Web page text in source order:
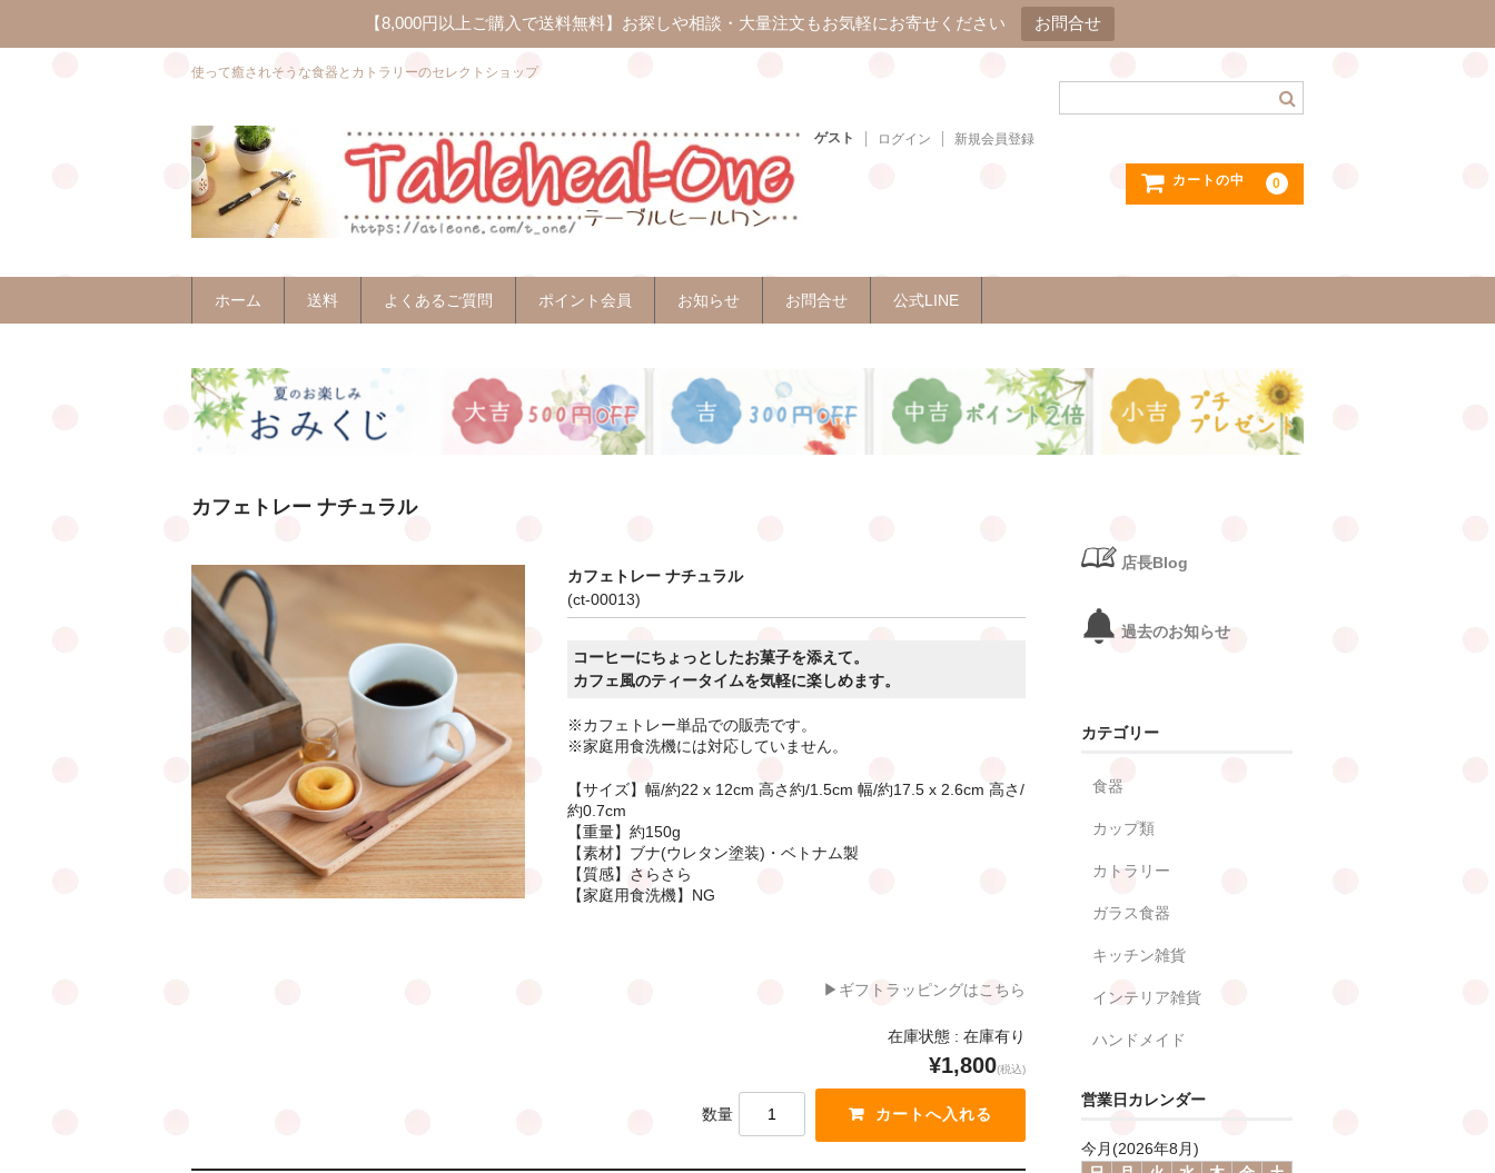
【8,000円以上ご購入で送料無料】お探しや相談・大量注文もお気軽にお寄せください お問合せ
使って癒されそうな食器とカトラリーのセレクトショップ
ゲスト ログイン 新規会員登録
カートの中 0
ホーム 送料 よくあるご質問 ポイント会員 お知らせ お問合せ 公式LINE
カフェトレー ナチュラル
カフェトレー ナチュラル
(ct-00013)
コーヒーにちょっとしたお菓子を添えて。
カフェ風のティータイムを気軽に楽しめます。
※カフェトレー単品での販売です。
※家庭用食洗機には対応していません。
【サイズ】幅/約22 x 12cm 高さ約/1.5cm 幅/約17.5 x 2.6cm 高さ/
約0.7cm
【重量】約150g
【素材】ブナ(ウレタン塗装)・ベトナム製
【質感】さらさら
【家庭用食洗機】NG
▶ギフトラッピングはこちら
在庫状態 : 在庫有り
¥1,800(税込)
数量
店長Blog
過去のお知らせ
カテゴリー
食器
カップ類
カトラリー
ガラス食器
キッチン雑貨
インテリア雑貨
ハンドメイド
営業日カレンダー
今月(2026年8月)